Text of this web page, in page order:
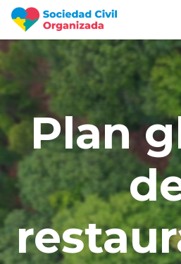
Plan